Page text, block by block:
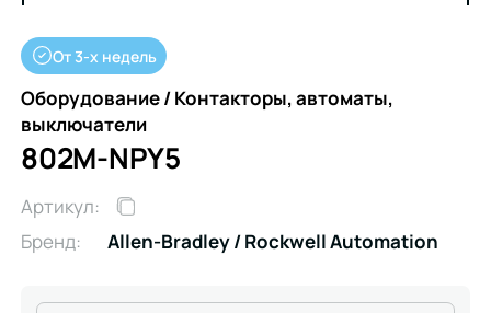
От 3-х недель
Оборудование / Контакторы, автоматы,
выключатели
802M-NPY5
Артикул:
Бренд:
Allen-Bradley / Rockwell Automation